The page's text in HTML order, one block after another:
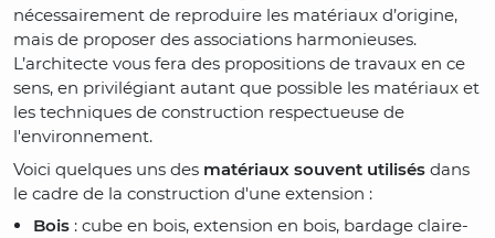
nécessairement de reproduire les matériaux d’origine,
mais de proposer des associations harmonieuses.
L’architecte vous fera des propositions de travaux en ce
sens, en privilégiant autant que possible les matériaux et
les techniques de construction respectueuse de
l'environnement.
Voici quelques uns des matériaux souvent utilisés dans
le cadre de la construction d'une extension :
Bois : cube en bois, extension en bois, bardage claire-